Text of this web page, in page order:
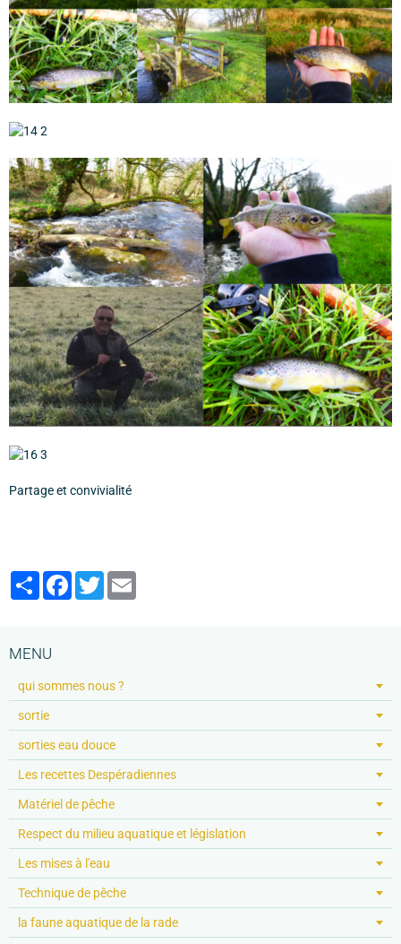
Partage et convivialité
PartagerFacebook
Twitter
MENU
qui sommes nous ?
sortie
sorties eau douce
Les recettes Despéradiennes
Matériel de pêche
Respect du milieu aquatique et législation
Les mises à l'eau
Technique de pêche
la faune aquatique de la rade